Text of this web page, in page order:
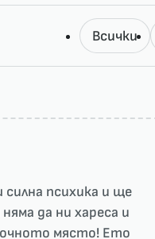
Всички
психика и ще
да ни харесa и
място! Ето